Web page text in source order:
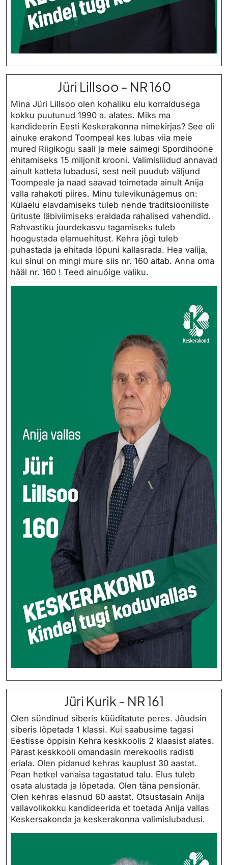
Jüri Lillsoo - NR 160
Mina Jüri Lillsoo olen kohaliku elu korraldusega
kokku puutunud 1990 a. alates. Miks ma
kandideerin Eesti Keskerakonna nimekirjas? See oli
ainuke erakond Toompeal kes lubas viia meie
mured Riigikogu saali ja meie saimegi Spordihoone
ehitamiseks 15 miljonit krooni. Valimisliidud annavad
ainult katteta lubadusi, sest neil puudub väljund
Toompeale ja naad saavad toimetada ainult Anija
valla rahakoti piires. Minu tulevikunägemus on:
Külaelu elavdamiseks tuleb nende traditsiooniliste
ürituste läbiviimiseks eraldada rahalised vahendid.
Rahvastiku juurdekasvu tagamiseks tuleb
hoogustada elamuehitust. Kehra jõgi tuleb
puhastada ja ehitada lõpuni kallasrada. Hea valija,
kui sinul on mingi mure siis nr. 160 aitab. Anna oma
hääl nr. 160 ! Teed ainuõige valiku.
Jüri Kurik - NR 161
Olen sündinud siberis küüditatute peres. Jõudsin
siberis lõpetada 1 klassi. Kui saabusime tagasi
Eestisse õppisin Kehra keskkoolis 2 klaasist alates.
Pärast keskkooli omandasin merekoolis radisti
eriala. Olen pidanud kehras kauplust 30 aastat.
Pean hetkel vanaisa tagastatud talu. Elus tuleb
osata alustada ja lõpetada. Olen täna pensionär.
Olen kehras elasnud 60 aastat. Otsustasain Anija
vallavolikokku kandideerida et toetada Anija vallas
Keskersakonda ja keskerakonna valimislubadusi.